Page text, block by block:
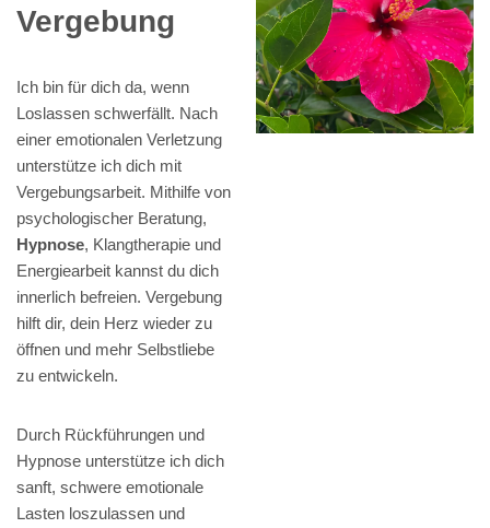
Vergebung
Ich bin für dich da, wenn
Loslassen schwerfällt. Nach
einer emotionalen Verletzung
unterstütze ich dich mit
Vergebungsarbeit. Mithilfe von
psychologischer Beratung,
Hypnose, Klangtherapie und
Energiearbeit kannst du dich
innerlich befreien. Vergebung
hilft dir, dein Herz wieder zu
öffnen und mehr Selbstliebe
zu entwickeln.
Durch Rückführungen und
Hypnose unterstütze ich dich
sanft, schwere emotionale
Lasten loszulassen und